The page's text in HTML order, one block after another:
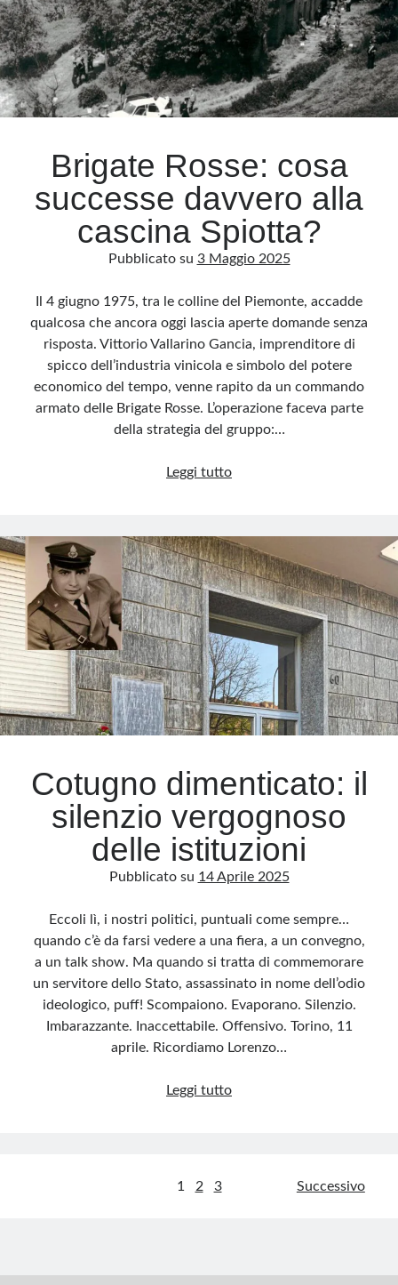
Brigate Rosse: cosa
successe davvero alla
cascina Spiotta?
Pubblicato su 3 Maggio 2025
Il 4 giugno 1975, tra le colline del Piemonte, accadde
qualcosa che ancora oggi lascia aperte domande senza
risposta. Vittorio Vallarino Gancia, imprenditore di
spicco dell’industria vinicola e simbolo del potere
economico del tempo, venne rapito da un commando
armato delle Brigate Rosse. L’operazione faceva parte
della strategia del gruppo:…
Leggi tuttoBrigate
successe
davvero
alla
cascina
Spiotta?
Cotugno dimenticato: il
silenzio vergognoso
delle istituzioni
Pubblicato su 14 Aprile 2025
Eccoli lì, i nostri politici, puntuali come sempre…
quando c’è da farsi vedere a una fiera, a un convegno,
a un talk show. Ma quando si tratta di commemorare
un servitore dello Stato, assassinato in nome dell’odio
ideologico, puff! Scompaiono. Evaporano. Silenzio.
Imbarazzante. Inaccettabile. Offensivo. Torino, 11
aprile. Ricordiamo Lorenzo…
Leggi tuttoCotugno
1 2 3 Successivo